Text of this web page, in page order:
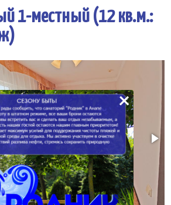
1-местный (12 кв.м.:
×